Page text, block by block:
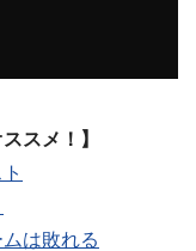
スメ！】
は敗れる